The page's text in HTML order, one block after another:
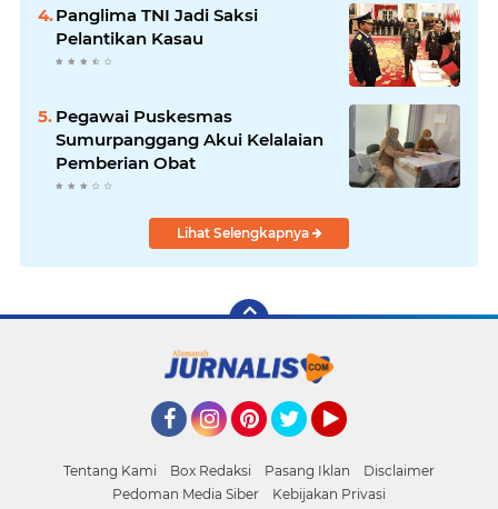
Panglima TNI Jadi Saksi
Pelantikan Kasau
Pegawai Puskesmas
Sumurpanggang Akui Kelalaian
Pemberian Obat
Lihat Selengkapnya
Tentang Kami Box Redaksi Pasang Iklan
Disclaimer
Pedoman Media Siber
Kebijakan Privasi